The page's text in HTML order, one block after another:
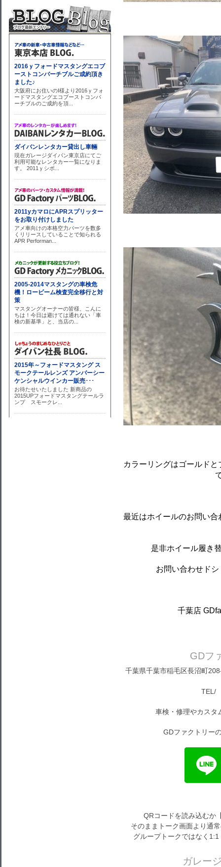
カラーリングはゴールド
最近はホイールのお問い
是非ホイール履き
お問い合わせド
千葉店
GDフ
千葉県千葉市稲毛区長沼町
TEL/
車検・修理やカスタ
GDファクトリー
QRコードを読み込むか
そのままトーク画面より通
グループトークではなく
ガレー